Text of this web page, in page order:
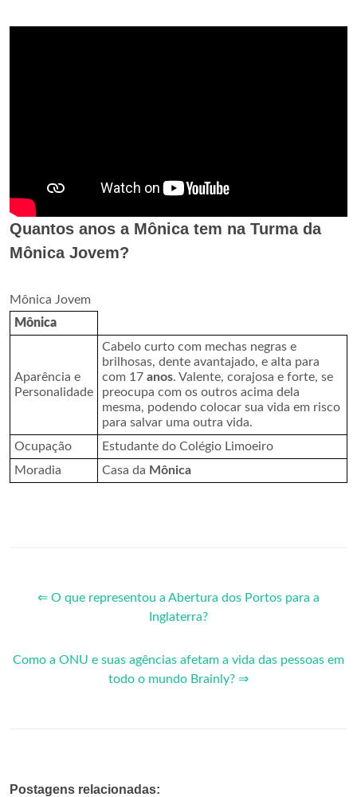
Quantos anos a Mônica tem na Turma da
Mônica Jovem?
Mônica Jovem
Mônica
Aparência e
Personalidade
Cabelo curto com mechas negras e
brilhosas, dente avantajado, e alta para
com 17 anos. Valente, corajosa e forte, se
preocupa com os outros acima dela
mesma, podendo colocar sua vida em risco
para salvar uma outra vida.
Ocupação
Estudante do Colégio Limoeiro
Moradia
Casa da Mônica
⇐ O que representou a Abertura dos Portos para a
Inglaterra?
Como a ONU e suas agências afetam a vida das pessoas em
todo o mundo Brainly? ⇒
Postagens relacionadas: